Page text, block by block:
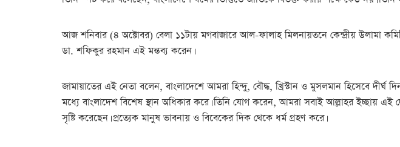
আজ শনিবার (৪ অক্টোবর) বেলা ১১টায় মগবাজারে আল-ফালাহ মিলনায়তনে কেন্দ্রীয় উলামা
ডা. শফিকুর রহমান এই মন্তব্য করেন।
জামায়াতের এই নেতা বলেন, বাংলাদেশে আমরা হিন্দু, বৌদ্ধ, খ্রিস্টান ও মুসলমান হিসেবে দীর্ঘ
মধ্যে বাংলাদেশ বিশেষ স্থান অধিকার করে। তিনি যোগ করেন, আমরা সবাই আল্লাহর ইচ্ছায় এই
সৃষ্টি করেছেন। প্রত্যেক মানুষ ভাবনায় ও বিবেকের দিক থেকে ধর্ম গ্রহণ করে।